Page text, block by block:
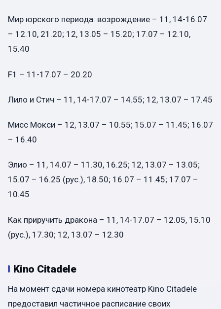
Мир юрского периода: возрождение – 11, 14-16.07
– 12.10, 21.20; 12, 13.05 – 15.20; 17.07 – 12.10,
15.40
F1 – 11-17.07 – 20.20
Лило и Стич – 11, 14-17.07 – 14.55; 12, 13.07 – 17.45
Мисс Мокси – 12, 13.07 – 10.55; 15.07 – 11.45; 16.07
– 16.40
Элио – 11, 14.07 – 11.30, 16.25; 12, 13.07 – 13.05;
15.07 – 16.25 (рус.), 18.50; 16.07 – 11.45; 17.07 –
10.45
Как приручить дракона – 11, 14-17.07 – 12.05, 15.10
(рус.), 17.30; 12, 13.07 – 12.30
Kino Citadele
На момент сдачи номера кинотеатр Kino Citadele
предоставил частичное расписание своих